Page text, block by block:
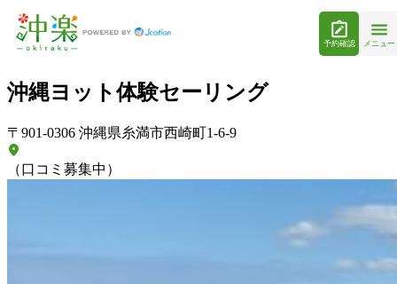
予約確認 メニュー
沖縄ヨット体験セーリング
〒901-0306 沖縄県糸満市西崎町1-6-9
（口コミ募集中）